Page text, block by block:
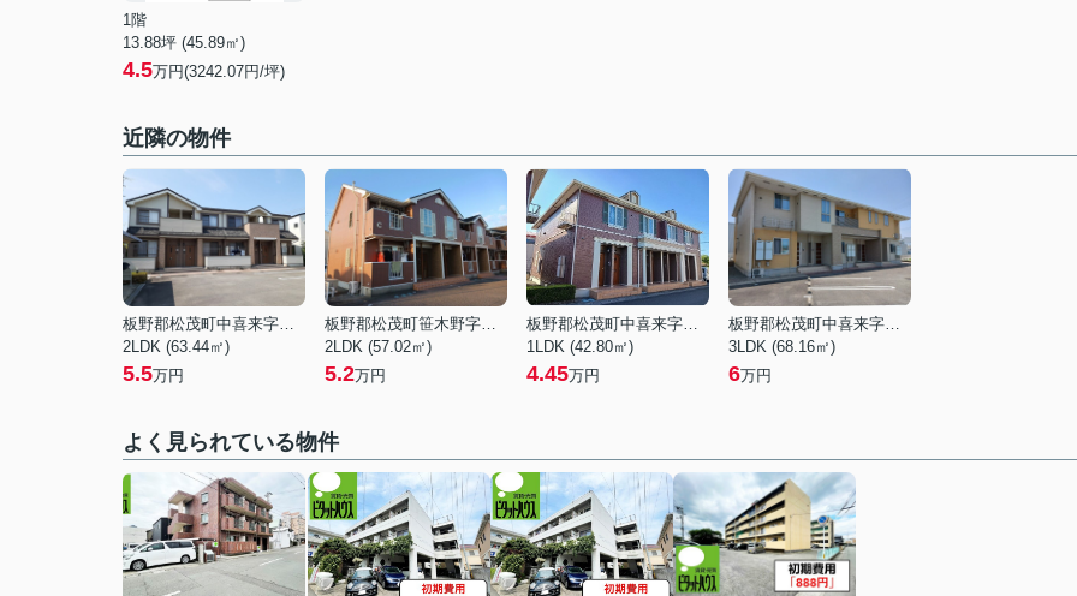
1階
13.88坪 (45.89㎡)
4.5万円(3242.07円/坪)
近隣の物件
板野郡松茂町中喜来字中須
2LDK (63.44㎡)
5.5万円
板野郡松茂町笹木野字八山開拓
2LDK (57.02㎡)
5.2万円
板野郡松茂町中喜来字中須
1LDK (42.80㎡)
4.45万円
板野郡松茂町中喜来字稲本
3LDK (68.16㎡)
6万円
よく見られている物件